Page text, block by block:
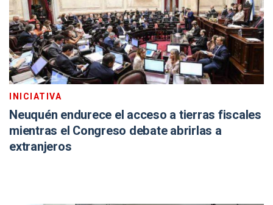
INICIATIVA
Neuquén endurece el acceso a tierras fiscales
mientras el Congreso debate abrirlas a
extranjeros